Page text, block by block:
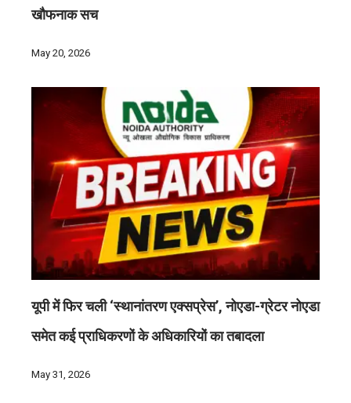
खौफनाक सच
May 20, 2026
यूपी में फिर चली ‘स्थानांतरण एक्सप्रेस’, नोएडा-ग्रेटर नोएडा
समेत कई प्राधिकरणों के अधिकारियों का तबादला
May 31, 2026